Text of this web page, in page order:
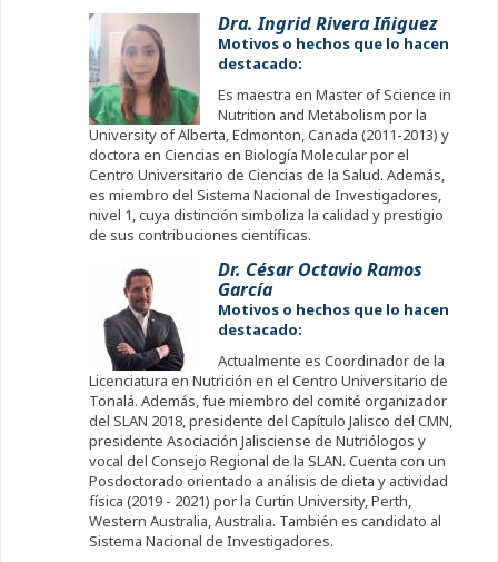
Dra. Ingrid Rivera Iñiguez
Motivos o hechos que lo hacen
destacado:
Es maestra en Master of Science in
Nutrition and Metabolism por la
University of Alberta, Edmonton, Canada (2011-2013) y
doctora en Ciencias en Biología Molecular por el
Centro Universitario de Ciencias de la Salud. Además,
es miembro del Sistema Nacional de Investigadores,
nivel 1, cuya distinción simboliza la calidad y prestigio
de sus contribuciones científicas.
Dr. César Octavio Ramos
García
Motivos o hechos que lo hacen
destacado:
Actualmente es Coordinador de la
Licenciatura en Nutrición en el Centro Universitario de
Tonalá. Además, fue miembro del comité organizador
del SLAN 2018, presidente del Capítulo Jalisco del CMN,
presidente Asociación Jalisciense de Nutriólogos y
vocal del Consejo Regional de la SLAN. Cuenta con un
Posdoctorado orientado a análisis de dieta y actividad
física (2019 - 2021) por la Curtin University, Perth,
Western Australia, Australia. También es candidato al
Sistema Nacional de Investigadores.